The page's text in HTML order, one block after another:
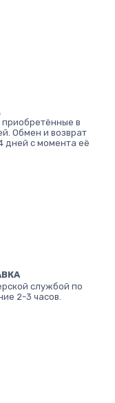
приобретённые в
Обмен и возврат
дней с момента её
службой по
2-3 часов.